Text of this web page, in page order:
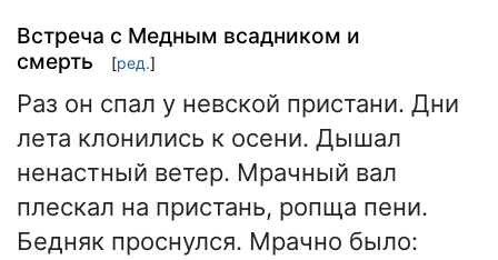
Встреча с Медным всадником и
смерть
[ред.]
Раз он спал у невской пристани. Дни
лета клонились к осени. Дышал
ненастный ветер. Мрачный вал
плескал на пристань, ропща пени.
Бедняк проснулся. Мрачно было: